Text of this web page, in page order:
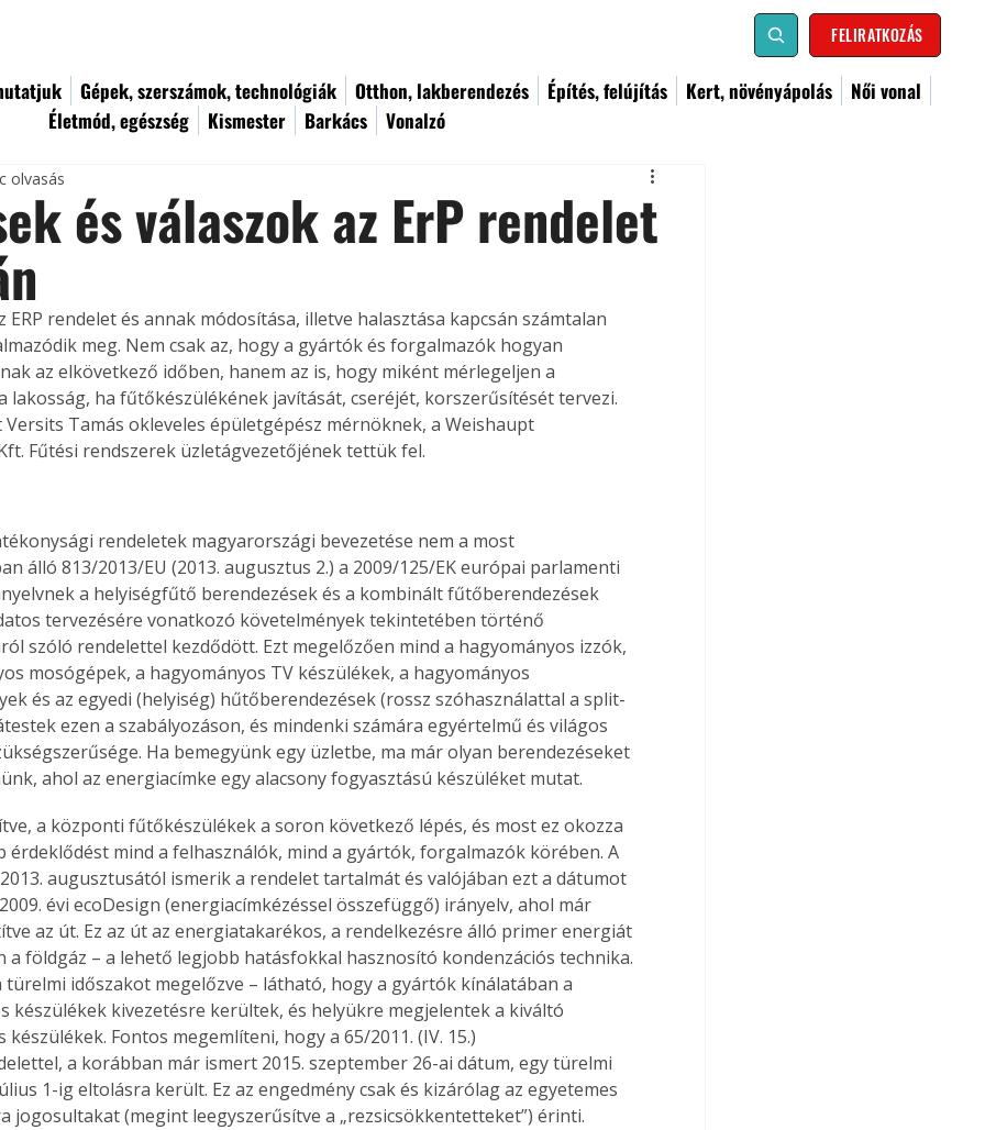
FELIRATKOZÁS
Gépek, szerszámok, technológiák Otthon, lakberendezés Építés, felújítás Kert, növényápolás
Női vonal
Életmód, egészség
Kismester Barkács Vonalzó
és válaszok az ErP rendelet
olvasás
ERP rendelet és annak módosítása, illetve halasztása kapcsán számtalan
meg. Nem csak az, hogy a gyártók és forgalmazók hogyan
az elkövetkező időben, hanem az is, hogy miként mérlegeljen a
lakosság, ha fűtőkészülékének javítását, cseréjét, korszerűsítését tervezi.
Versits Tamás okleveles épületgépész mérnöknek, a Weishaupt
Fűtési rendszerek üzletágvezetőjének tettük fel.
rendeletek magyarországi bevezetése nem a most
álló 813/2013/EU (2013. augusztus 2.) a 2009/125/EK európai parlamenti
a helyiségfűtő berendezések és a kombinált fűtőberendezések
tervezésére vonatkozó követelmények tekintetében történő
szóló rendelettel kezdődött. Ezt megelőzően mind a hagyományos izzók,
mosógépek, a hagyományos TV készülékek, a hagyományos
és az egyedi (helyiség) hűtőberendezések (rossz szóhasználattal a split-
ezen a szabályozáson, és mindenki számára egyértelmű és világos
Ha bemegyünk egy üzletbe, ma már olyan berendezéseket
ahol az energiacímke egy alacsony fogyasztású készüléket mutat.
a központi fűtőkészülékek a soron következő lépés, és most ez okozza
érdeklődést mind a felhasználók, mind a gyártók, forgalmazók körében. A
augusztusától ismerik a rendelet tartalmát és valójában ezt a dátumot
évi ecoDesign (energiacímkézéssel összefüggő) irányelv, ahol már
az út. Ez az út az energiatakarékos, a rendelkezésre álló primer energiát
a földgáz – a lehető legjobb hatásfokkal hasznosító kondenzációs technika.
türelmi időszakot megelőzve – látható, hogy a gyártók kínálatában a
készülékek kivezetésre kerültek, és helyükre megjelentek a kiváltó
készülékek. Fontos megemlíteni, hogy a 65/2011. (IV. 15.)
a korábban már ismert 2015. szeptember 26-ai dátum, egy türelmi
1-ig eltolásra került. Ez az engedmény csak és kizárólag az egyetemes
jogosultakat (megint leegyszerűsítve a „rezsicsökkentetteket”) érinti.